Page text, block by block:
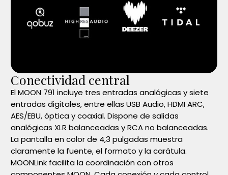
Conectividad central
El MOON 791 incluye tres entradas analógicas y siete
entradas digitales, entre ellas USB Audio, HDMI ARC,
AES/EBU, óptica y coaxial. Dispone de salidas
analógicas XLR balanceadas y RCA no balanceadas.
La pantalla en color de 4,3 pulgadas muestra
claramente la fuente, el formato y la carátula.
MOONLink facilita la coordinación con otros